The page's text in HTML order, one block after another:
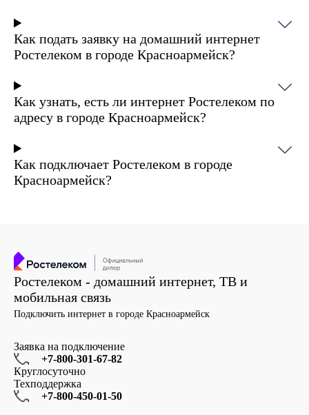
Как подать заявку на домашний интернет
Ростелеком в городе Красноармейск?
Как узнать, есть ли интернет Ростелеком по
адресу в городе Красноармейск?
Как подключает Ростелеком в городе
Красноармейск?
Ростелеком - домашний интернет, ТВ и
мобильная связь
Подключить интернет в городе Красноармейск
Заявка на подключение
+7-800-301-67-82
Круглосуточно
Техподдержка
+7-800-450-01-50